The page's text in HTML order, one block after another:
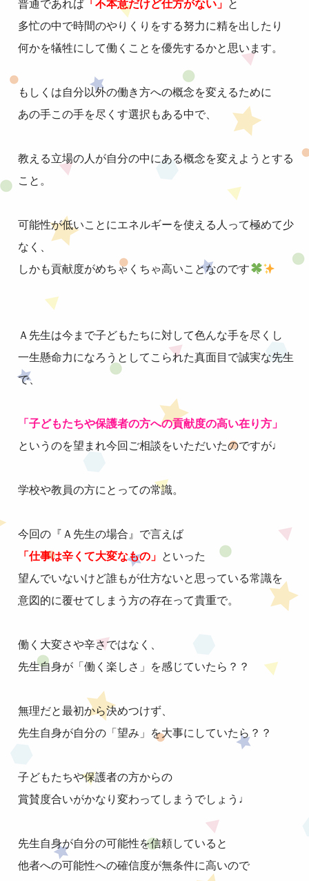
普通であれば 「不本意だけど仕方がない」 と
多忙の中で時間のやりくりをする努力に精を出したり
何かを犠牲にして働くことを優先するかと思います。
もしくは自分以外の働き方への概念を変えるために
あの手この手を尽くす選択もある中で、
教える立場の人が自分の中にある概念を変えようとする
こと。
可能性が低いことにエネルギーを使える人って極めて少
なく、
しかも貢献度がめちゃくちゃ高いことなのです
Ａ先生は今まで子どもたちに対して色んな手を尽くし
一生懸命力になろうとしてこられた真面目で誠実な先生
で、
「子どもたちや保護者の方への貢献度の高い在り方」
というのを望まれ今回ご相談をいただいたのですが♩
学校や教員の方にとっての常識。
今回の『Ａ先生の場合』で言えば
「仕事は辛くて大変なもの」 といった
望んでいないけど誰もが仕方ないと思っている常識を
意図的に覆せてしまう方の存在って貴重で。
働く大変さや辛さではなく、
先生自身が「働く楽しさ」を感じていたら？？
無理だと最初から決めつけず、
先生自身が自分の「望み」を大事にしていたら？？
子どもたちや保護者の方からの
賞賛度合いがかなり変わってしまうでしょう♩
先生自身が自分の可能性を信頼していると
他者への可能性への確信度が無条件に高いので